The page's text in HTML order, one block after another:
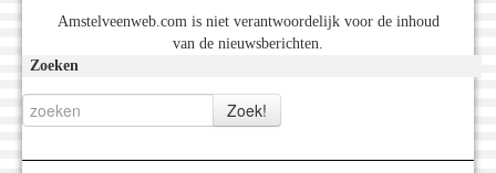
Amstelveenweb.com is niet verantwoordelijk voor de inhoud
van de nieuwsberichten.
Zoeken